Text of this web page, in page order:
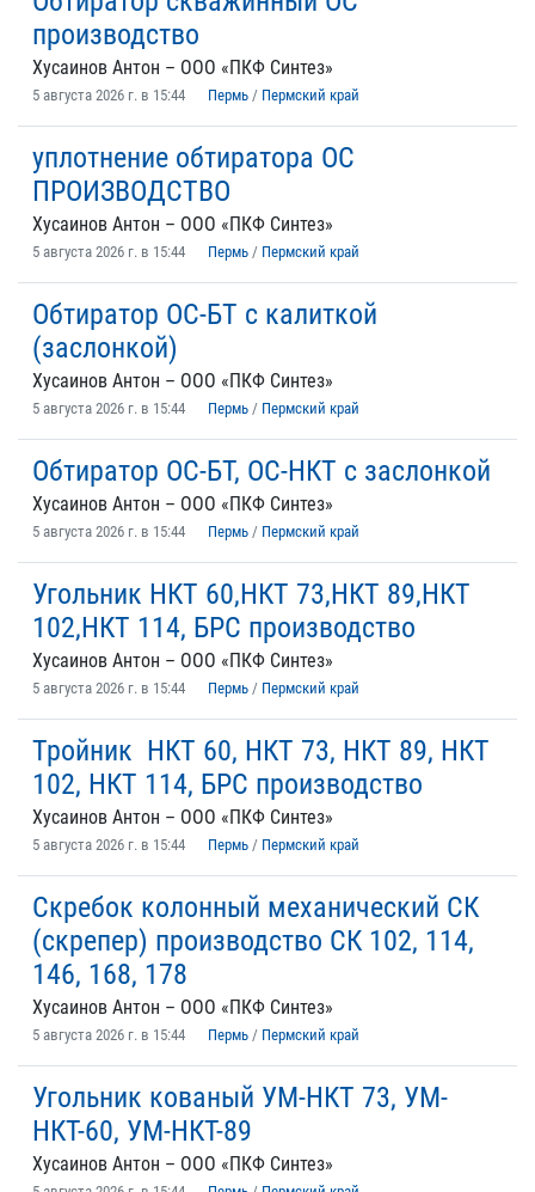
производство
Хусаинов Антон – ООО «ПКФ Синтез»
5 августа 2026 г. в 15:44 Пермь / Пермский край
уплотнение обтиратора ОС
ПРОИЗВОДСТВО
Хусаинов Антон – ООО «ПКФ Синтез»
5 августа 2026 г. в 15:44 Пермь / Пермский край
Обтиратор ОС-БТ с калиткой
(заслонкой)
Хусаинов Антон – ООО «ПКФ Синтез»
5 августа 2026 г. в 15:44 Пермь / Пермский край
Обтиратор ОС-БТ, ОС-НКТ с заслонкой
Хусаинов Антон – ООО «ПКФ Синтез»
5 августа 2026 г. в 15:44 Пермь / Пермский край
Угольник НКТ 60,НКТ 73,НКТ 89,НКТ
102,НКТ 114, БРС производство
Хусаинов Антон – ООО «ПКФ Синтез»
5 августа 2026 г. в 15:44 Пермь / Пермский край
Тройник НКТ 60, НКТ 73, НКТ 89, НКТ
102, НКТ 114, БРС производство
Хусаинов Антон – ООО «ПКФ Синтез»
5 августа 2026 г. в 15:44 Пермь / Пермский край
Скребок колонный механический СК
(скрепер) производство СК 102, 114,
146, 168, 178
Хусаинов Антон – ООО «ПКФ Синтез»
5 августа 2026 г. в 15:44 Пермь / Пермский край
Угольник кованый УМ-НКТ 73, УМ-
НКТ-60, УМ-НКТ-89
Хусаинов Антон – ООО «ПКФ Синтез»